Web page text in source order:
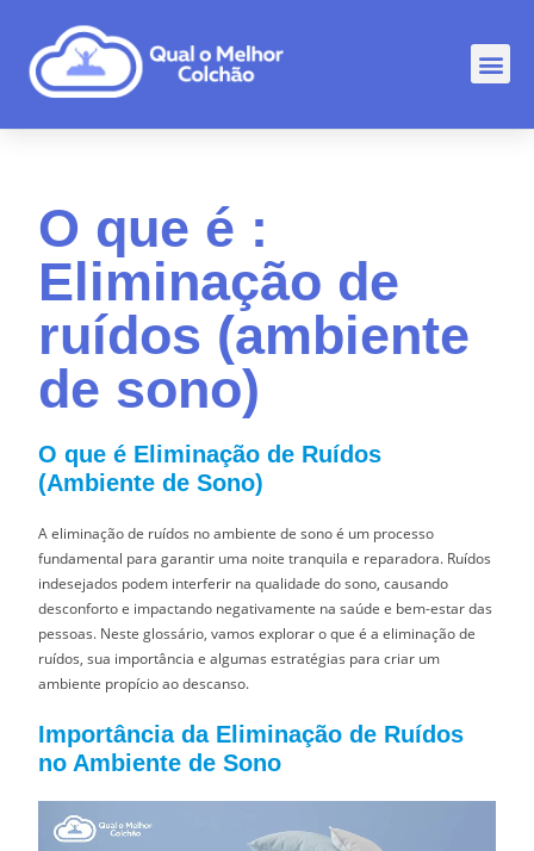
O que é :
Eliminação de
ruídos (ambiente
de sono)
O que é Eliminação de Ruídos
(Ambiente de Sono)
A eliminação de ruídos no ambiente de sono é um processo
fundamental para garantir uma noite tranquila e reparadora. Ruídos
indesejados podem interferir na qualidade do sono, causando
desconforto e impactando negativamente na saúde e bem-estar das
pessoas. Neste glossário, vamos explorar o que é a eliminação de
ruídos, sua importância e algumas estratégias para criar um
ambiente propício ao descanso.
Importância da Eliminação de Ruídos
no Ambiente de Sono